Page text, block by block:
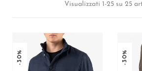
Visualizzati 1-25 su 25
-30% -30%